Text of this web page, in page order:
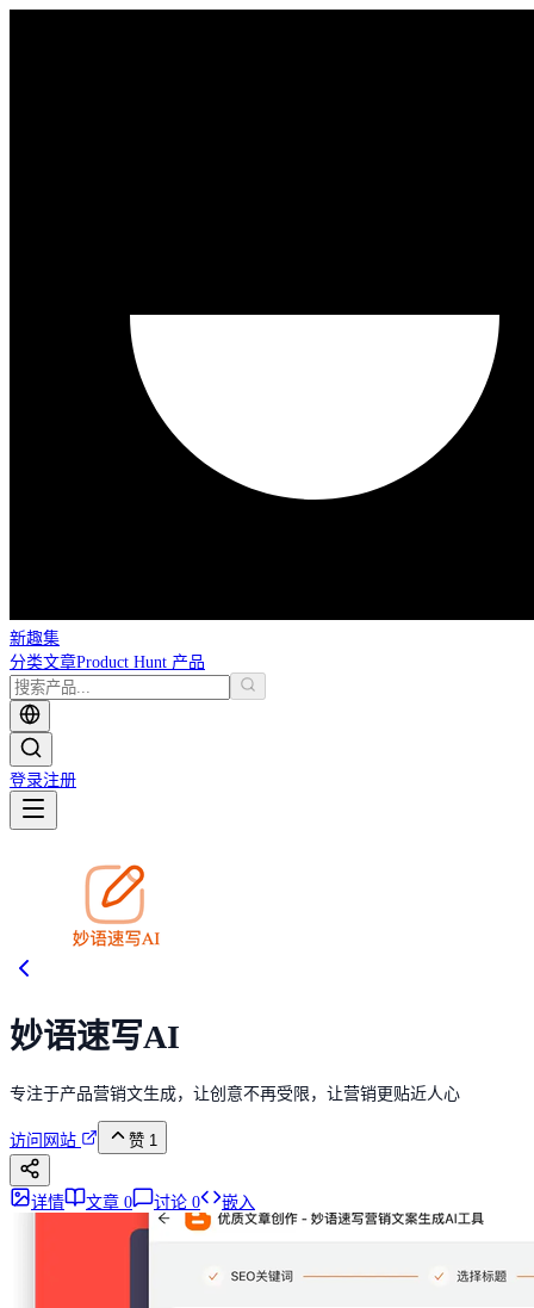
新趣集
分类文章Product Hunt 产品
登录注册
妙语速写AI
专注于产品营销文生成，让创意不再受限，让营销更贴近人心
访问网站 赞 1
详情 文章 0 讨论 0 嵌入